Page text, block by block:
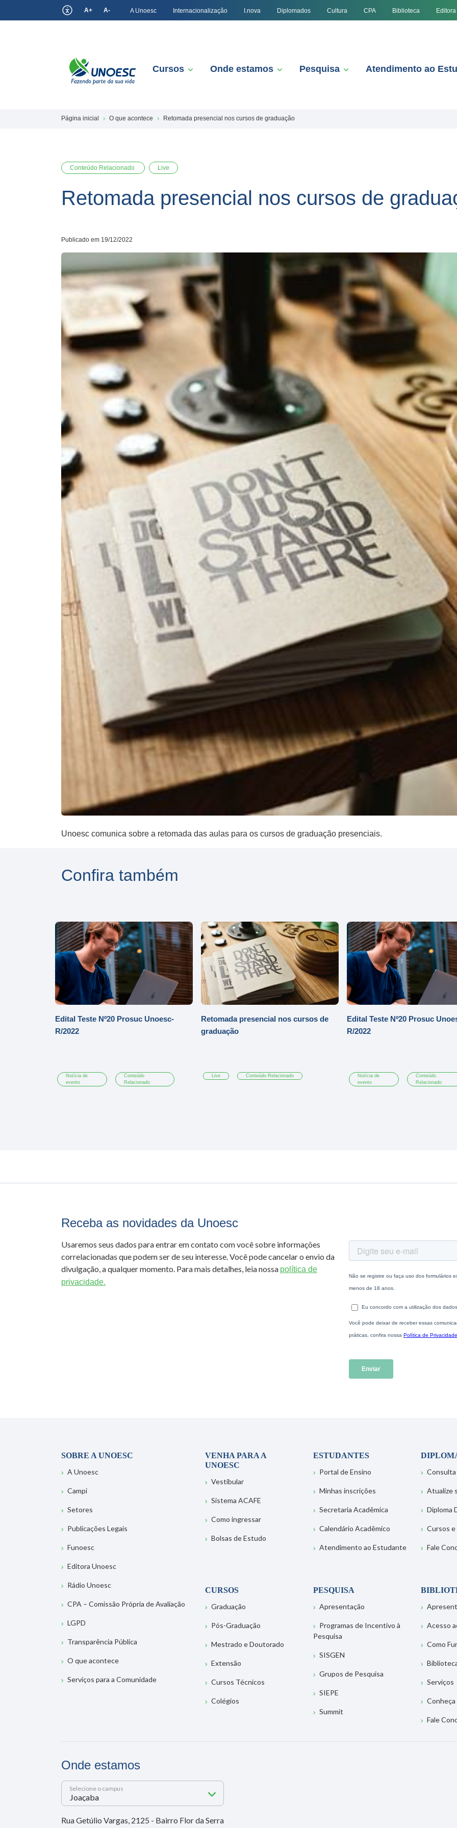
A+ A- A Unoesc Internacionalização I.nova Diplomados Cultura CPA Biblioteca Editora
Cursos Onde estamos Pesquisa Atendimento ao
Página inicial O que acontece Retomada presencial nos cursos de graduação
Conteúdo Relacionado Live
Retomada presencial nos cursos de
Publicado em 19/12/2022
Unoesc comunica sobre a retomada das aulas para os cursos de graduação presenciais.
Confira também
Edital Teste Nº20 Prosuc Unoesc-
R/2022
Notícia de
evento
Conteúdo
Relacionado
Retomada presencial nos cursos de
graduação
Live Conteúdo Relacionado
Edital Teste Nº20 Prosuc
R/2022
Notícia de
evento
Conteúdo
Relacionado
Receba as novidades da Unoesc
Usaremos seus dados para entrar em contato com você sobre informações
correlacionadas que podem ser de seu interesse. Você pode cancelar o envio da
divulgação, a qualquer momento. Para mais detalhes, leia nossa política de
privacidade.
SOBRE A UNOESC
A Unoesc
Campi
Setores
Publicações Legais
Funoesc
Editora Unoesc
Rádio Unoesc
CPA – Comissão Própria de Avaliação
LGPD
Transparência Pública
O que acontece
Serviços para a Comunidade
VENHA PARA A
UNOESC
Vestibular
Sistema ACAFE
Como ingressar
Bolsas de Estudo
ESTUDANTES
Portal de Ensino
Minhas inscrições
Secretaria Acadêmica
Calendário Acadêmico
Atendimento ao Estudante
Consulta
Atualize
Diploma
Cursos
Fale
CURSOS
Graduação
Pós-Graduação
Mestrado e Doutorado
Extensão
Cursos Técnicos
Colégios
PESQUISA
Apresentação
Programas de Incentivo à
Pesquisa
SISGEN
Grupos de Pesquisa
SIEPE
Summit
Acesso
Como
Serviços
Fale
Onde estamos
Selecione o campus
Rua Getúlio Vargas, 2125 - Bairro Flor da Serra